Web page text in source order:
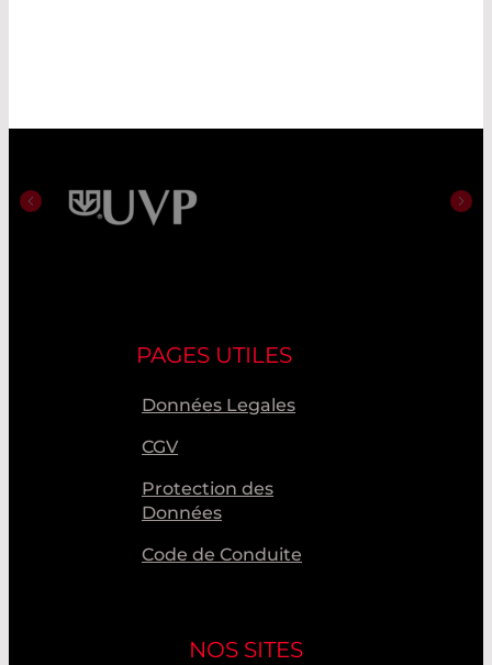
PAGES UTILES
Données Legales
CGV
Protection des
Données
Code de Conduite
NOS SITES